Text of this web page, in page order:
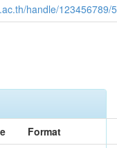
handle/123456789/
Format